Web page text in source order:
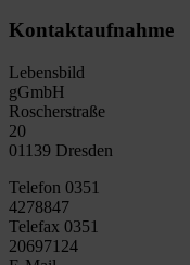
Kontaktaufnahme
Lebensbild
gGmbH
Roscherstraße
20
01139 Dresden
Telefon 0351
4278847
Telefax 0351
20697124